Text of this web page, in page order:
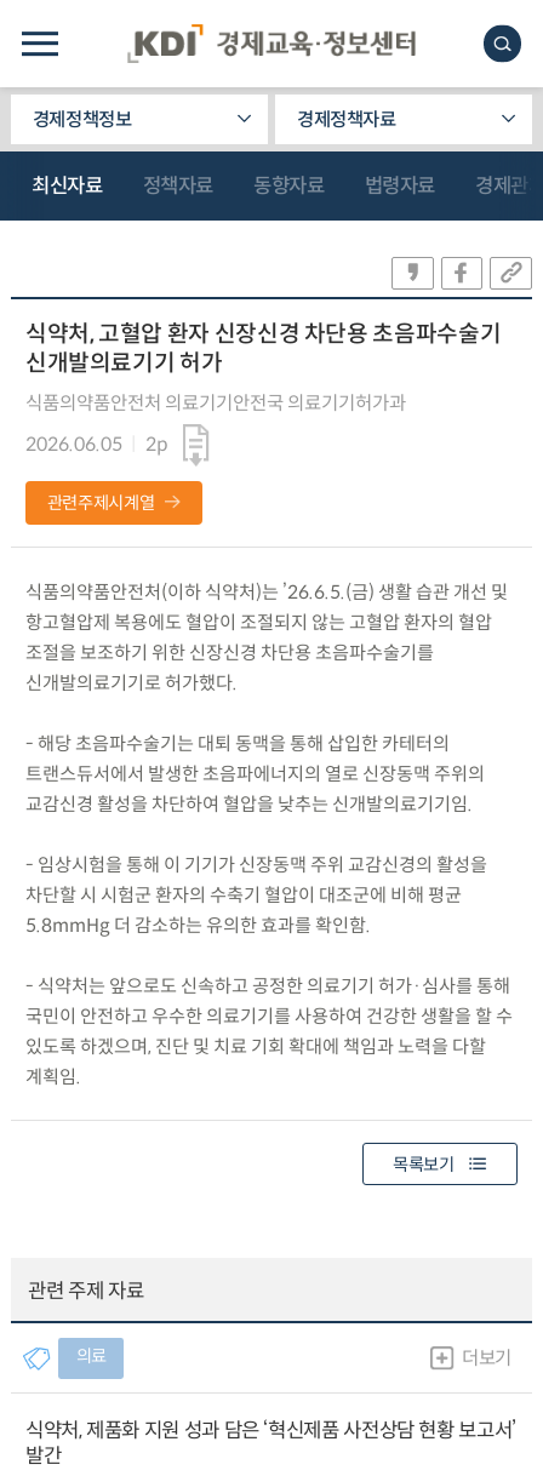
경제정책정보 경제정책자료
최신자료 정책자료 동향자료 법령자료 경제관
식약처, 고혈압 환자 신장신경 차단용 초음파수술기
신개발의료기기 허가
식품의약품안전처 의료기기안전국 의료기기허가과
2026.06.05
2p
관련주제시계열
식품의약품안전처(이하 식약처)는 ’26.6.5.(금) 생활 습관 개선 및
항고혈압제 복용에도 혈압이 조절되지 않는 고혈압 환자의 혈압
조절을 보조하기 위한 신장신경 차단용 초음파수술기를
신개발의료기기로 허가했다.
- 해당 초음파수술기는 대퇴 동맥을 통해 삽입한 카테터의
트랜스듀서에서 발생한 초음파에너지의 열로 신장동맥 주위의
교감신경 활성을 차단하여 혈압을 낮추는 신개발의료기기임.
- 임상시험을 통해 이 기기가 신장동맥 주위 교감신경의 활성을
차단할 시 시험군 환자의 수축기 혈압이 대조군에 비해 평균
5.8mmHg 더 감소하는 유의한 효과를 확인함.
- 식약처는 앞으로도 신속하고 공정한 의료기기 허가·심사를 통해
국민이 안전하고 우수한 의료기기를 사용하여 건강한 생활을 할 수
있도록 하겠으며, 진단 및 치료 기회 확대에 책임과 노력을 다할
계획임.
목록보기
관련 주제 자료
의료 더보기
식약처, 제품화 지원 성과 담은 ‘혁신제품 사전상담 현황 보고서’
발간